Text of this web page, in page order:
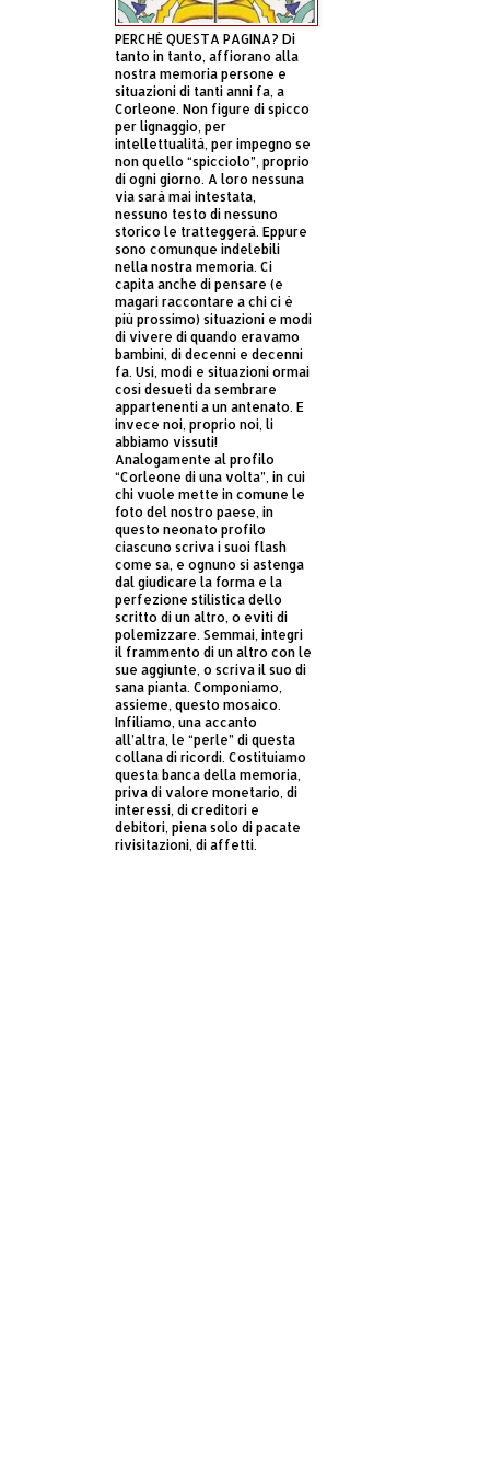
PERCHÈ QUESTA PAGINA? Di
tanto in tanto, affiorano alla
nostra memoria persone e
situazioni di tanti anni fa, a
Corleone. Non figure di spicco
per lignaggio, per
intellettualità, per impegno se
non quello “spicciolo”, proprio
di ogni giorno. A loro nessuna
via sarà mai intestata,
nessuno testo di nessuno
storico le tratteggerà. Eppure
sono comunque indelebili
nella nostra memoria. Ci
capita anche di pensare (e
magari raccontare a chi ci è
più prossimo) situazioni e modi
di vivere di quando eravamo
bambini, di decenni e decenni
fa. Usi, modi e situazioni ormai
così desueti da sembrare
appartenenti a un antenato. E
invece noi, proprio noi, li
abbiamo vissuti!
Analogamente al profilo
“Corleone di una volta”, in cui
chi vuole mette in comune le
foto del nostro paese, in
questo neonato profilo
ciascuno scriva i suoi flash
come sa, e ognuno si astenga
dal giudicare la forma e la
perfezione stilistica dello
scritto di un altro, o eviti di
polemizzare. Semmai, integri
il frammento di un altro con le
sue aggiunte, o scriva il suo di
sana pianta. Componiamo,
assieme, questo mosaico.
Infiliamo, una accanto
all’altra, le “perle” di questa
collana di ricordi. Costituiamo
questa banca della memoria,
priva di valore monetario, di
interessi, di creditori e
debitori, piena solo di pacate
rivisitazioni, di affetti.